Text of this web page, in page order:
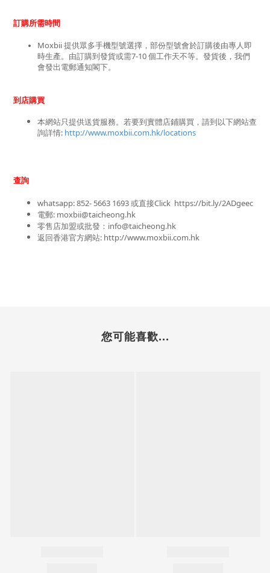
訂購所需時間
Moxbii 提供眾多手機型號選擇，部份型號會於訂購後由專人即
時生產。由訂購到發貨或需7-10 個工作天不等。發貨後，我們
會發出電郵通知閣下。
到店購買
本網站只提供送貨服務。若要到實體店鋪購買，請到以下網站查
詢詳情: http://www.moxbii.com.hk/locations
查詢
whatsapp: 852- 5663 1693 或直接Click https://bit.ly/2ADgeec
電郵: moxbii@taicheong.hk
零售店加盟或批發：info@taicheong.hk
返回香港官方網站: http://www.moxbii.com.hk
您可能喜歡...